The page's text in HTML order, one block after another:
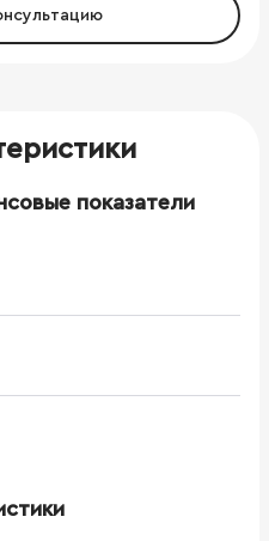
показатели